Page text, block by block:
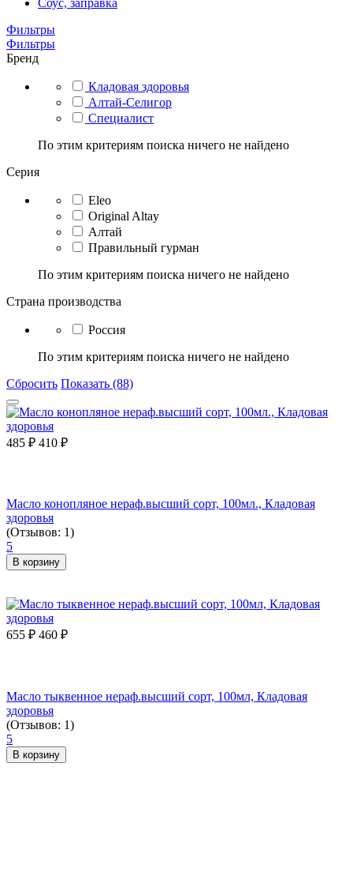
Фильтры
Фильтры
Бренд
Кладовая здоровья
Алтай-Селигор
Специалист
По этим критериям поиска ничего не найдено
Серия
Eleo
Original Altay
Алтай
Правильный гурман
По этим критериям поиска ничего не найдено
Страна производства
Россия
По этим критериям поиска ничего не найдено
Сбросить Показать (88)
485 ₽ 410 ₽
Масло конопляное нераф.высший сорт, 100мл., Кладовая
здоровья
(Отзывов: 1)
5
В корзину
655 ₽ 460 ₽
Масло тыквенное нераф.высший сорт, 100мл, Кладовая
здоровья
(Отзывов: 1)
5
В корзину